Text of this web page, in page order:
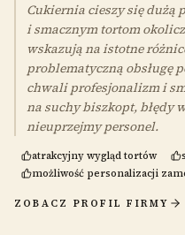
Cukiernia cieszy się dużą
i smacznym tortom
wskazują na istotne
problematyczną obsługę
chwali profesjonalizm i
na suchy biszkopt, błędy
nieuprzejmy personel.
atrakcyjny wygląd tortów
możliwość personalizacji
ZOBACZ PROFIL FIRMY